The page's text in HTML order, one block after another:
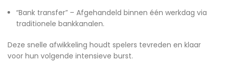
“Bank transfer” – Afgehandeld binnen één werkdag via
traditionele bankkanalen.
Deze snelle afwikkeling houdt spelers tevreden en klaar
voor hun volgende intensieve burst.